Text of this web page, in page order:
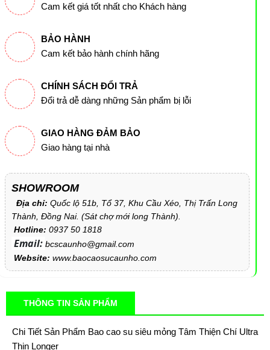
Cam kết giá tốt nhất cho Khách hàng
BẢO HÀNH
Cam kết bảo hành chính hãng
CHÍNH SÁCH ĐỔI TRẢ
Đổi trả dễ dàng những Sản phẩm bị lỗi
GIAO HÀNG ĐẢM BẢO
Giao hàng tại nhà
SHOWROOM
Địa chỉ: Quốc lộ 51b, Tổ 37, Khu Cầu Xéo, Thị Trấn Long
Thành, Đồng Nai. (Sát chợ mới long Thành).
Hotline: 0937 50 1818
Email: bcscaunho@gmail.com
Website: www.baocaosucaunho.com
THÔNG TIN SẢN PHẨM
Chi Tiết Sản Phẩm Bao cao su siêu mỏng Tâm Thiện Chí Ultra
Thin Longer